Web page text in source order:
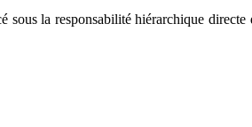
sous la responsabilité hiérarchique